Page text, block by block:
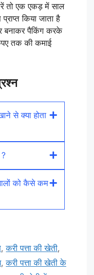
तो एक एकड़ में साल
किया जाता है
बनाकर पैकिंग करके
तक की कमाई
से क्या होता
?
को कैसे कम
,करी पत्ता की खेती,
,करी पत्ता की खेती के